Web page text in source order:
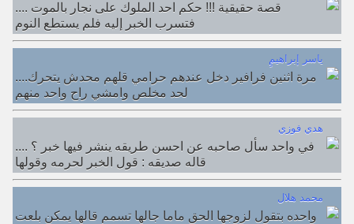
.... قصة حقيقية !!! حكم احد الملوك على نجار بالموت
فتسرب الخبر إليه فلم يستطع النوم
ِِِياسر إبراهيم
....مرة اثنين فرافير دخل عندهم حرامي قلهم محدش يتحرك
لحد مخلص وامشي راح واحد منهم
هدي فوزي
.... في واحد سأل صاحبه عن احسن طريقه ينشر فيها خبر ؟
قاله صديقه : قول الخبر لحرمه وقولها
محمد هلال
واحده بتقول لزوجها الحق ماما جالها تسمم قالها يمكن بلعت